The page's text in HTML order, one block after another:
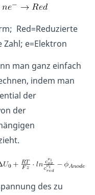
Red=Reduzierte
Zahl; e=Elektron
man ganz einfach
indem man
der
der
des zu